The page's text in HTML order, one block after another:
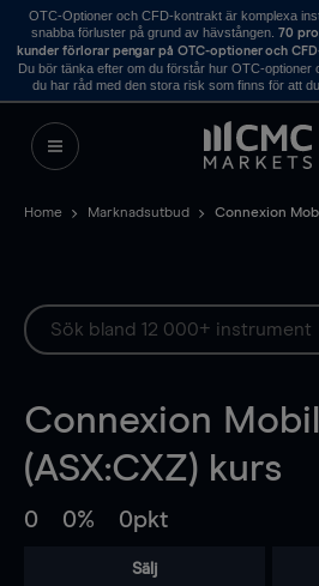
OTC-Optioner och CFD-kontrakt är komplexa
snabba förluster på grund av hävstången. 70
kunder förlorar pengar på OTC-optioner och
Du bör tänka efter om du förstår hur OTC-
du har råd med den stora risk som finns för att
Home Marknadsutbud Connexion
Connexion
(ASX:CXZ) kurs
0 0% 0pkt
Sälj